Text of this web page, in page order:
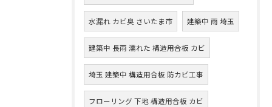
水漏れ カビ臭 さいたま市 建築中 雨 埼玉
建築中 長雨 濡れた 構造用合板 カビ
埼玉 建築中 構造用合板 防カビ工事
フローリング 下地 構造用合板 カビ